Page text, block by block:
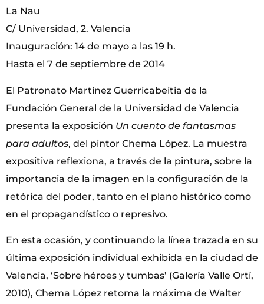
La Nau
C/ Universidad, 2. Valencia
Inauguración: 14 de mayo a las 19 h.
Hasta el 7 de septiembre de 2014
El Patronato Martínez Guerricabeitia de la
Fundación General de la Universidad de Valencia
presenta la exposición Un cuento de fantasmas
para adultos, del pintor Chema López. La muestra
expositiva reflexiona, a través de la pintura, sobre la
importancia de la imagen en la configuración de la
retórica del poder, tanto en el plano histórico como
en el propagandístico o represivo.
En esta ocasión, y continuando la línea trazada en su
última exposición individual exhibida en la ciudad de
Valencia, ‘Sobre héroes y tumbas’ (Galería Valle Ortí,
2010), Chema López retoma la máxima de Walter